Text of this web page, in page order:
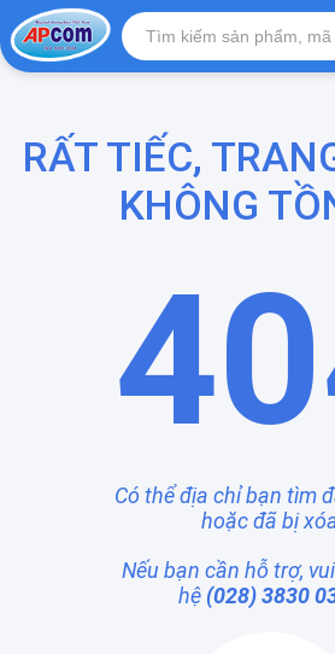
RẤT TIẾC,
KHÔNG
Có thể địa chỉ bạn tìm
hoặc đã bị
Nếu bạn cần hỗ trợ,
hệ (028) 3830